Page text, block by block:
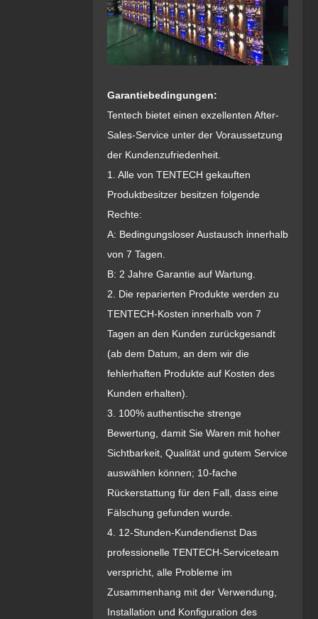
Garantiebedingungen:
Tentech bietet einen exzellenten After-
Sales-Service unter der Voraussetzung
der Kundenzufriedenheit.
1. Alle von TENTECH gekauften
Produktbesitzer besitzen folgende
Rechte:
A: Bedingungsloser Austausch innerhalb
von 7 Tagen.
B: 2 Jahre Garantie auf Wartung.
2. Die reparierten Produkte werden zu
TENTECH-Kosten innerhalb von 7
Tagen an den Kunden zurückgesandt
(ab dem Datum, an dem wir die
fehlerhaften Produkte auf Kosten des
Kunden erhalten).
3. 100% authentische strenge
Bewertung, damit Sie Waren mit hoher
Sichtbarkeit, Qualität und gutem Service
auswählen können; 10-fache
Rückerstattung für den Fall, dass eine
Fälschung gefunden wurde.
4. 12-Stunden-Kundendienst Das
professionelle TENTECH-Serviceteam
verspricht, alle Probleme im
Zusammenhang mit der Verwendung,
Installation und Konfiguration des